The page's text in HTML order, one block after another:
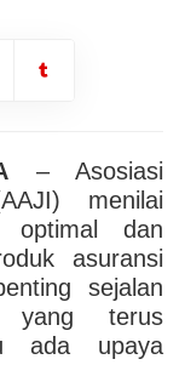
– Asosiasi
menilai
optimal dan
asuransi
sejalan
yang terus
ada upaya